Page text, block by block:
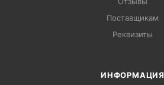
Поставщикам
Реквизиты
ИНФОРМАЦИЯ